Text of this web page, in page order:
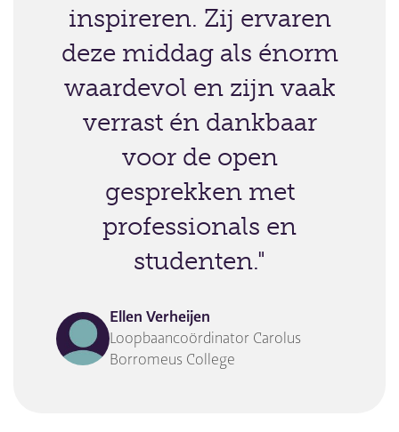
inspireren. Zij ervaren
deze middag als énorm
waardevol en zijn vaak
verrast én dankbaar
voor de open
gesprekken met
professionals en
studenten."
Ellen Verheijen
Loopbaancoördinator Carolus
Borromeus College